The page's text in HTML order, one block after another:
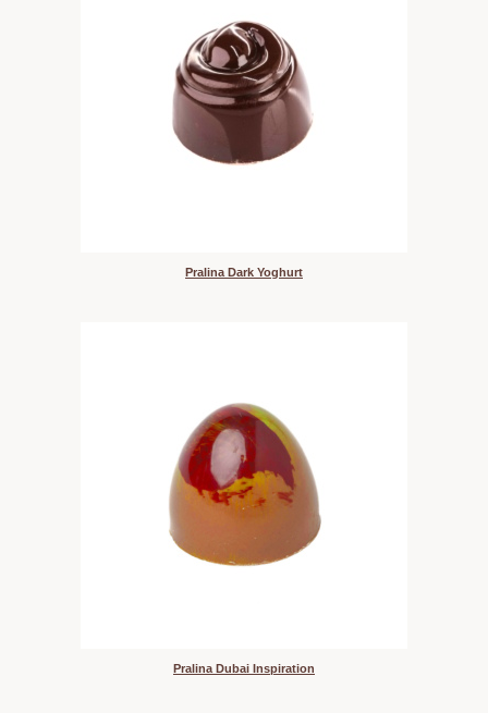
Pralina Dark Yoghurt
Pralina Dubai Inspiration